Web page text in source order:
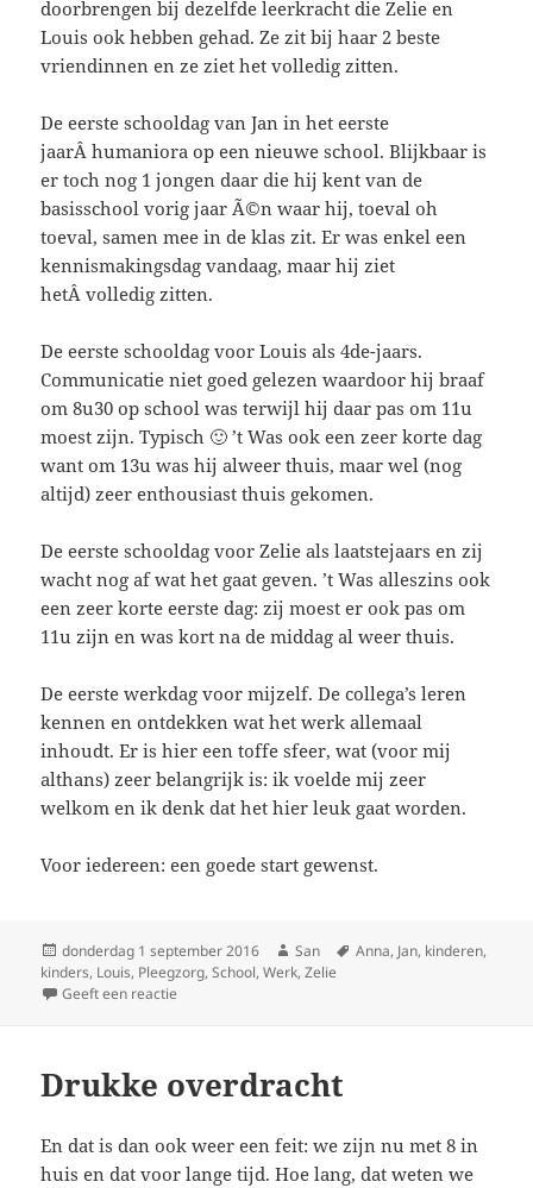
doorbrengen bij dezelfde leerkracht die Zelie en
Louis ook hebben gehad. Ze zit bij haar 2 beste
vriendinnen en ze ziet het volledig zitten.
De eerste schooldag van Jan in het eerste
jaarÂ humaniora op een nieuwe school. Blijkbaar is
er toch nog 1 jongen daar die hij kent van de
basisschool vorig jaar Ã©n waar hij, toeval oh
toeval, samen mee in de klas zit. Er was enkel een
kennismakingsdag vandaag, maar hij ziet
hetÂ volledig zitten.
De eerste schooldag voor Louis als 4de-jaars.
Communicatie niet goed gelezen waardoor hij braaf
om 8u30 op school was terwijl hij daar pas om 11u
moest zijn. Typisch 🙂 ’t Was ook een zeer korte dag
want om 13u was hij alweer thuis, maar wel (nog
altijd) zeer enthousiast thuis gekomen.
De eerste schooldag voor Zelie als laatstejaars en zij
wacht nog af wat het gaat geven. ’t Was alleszins ook
een zeer korte eerste dag: zij moest er ook pas om
11u zijn en was kort na de middag al weer thuis.
De eerste werkdag voor mijzelf. De collega’s leren
kennen en ontdekken wat het werk allemaal
inhoudt. Er is hier een toffe sfeer, wat (voor mij
althans) zeer belangrijk is: ik voelde mij zeer
welkom en ik denk dat het hier leuk gaat worden.
Voor iedereen: een goede start gewenst.
Geplaatst
op
donderdag 1 september 2016 Auteur
San Tags
Anna, Jan, kinderen,
kinders, Louis, Pleegzorg,School,Werk,Zelie
Geeft een reactie
Drukke overdracht
En dat is dan ook weer een feit: we zijn nu met 8 in
huis en dat voor lange tijd. Hoe lang, dat weten we